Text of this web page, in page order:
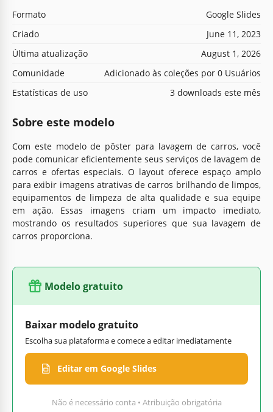
Formato
Google Slides
Criado
June 11, 2023
Última atualização
August 1, 2026
Comunidade
Adicionado às coleções por 0 Usuários
Estatísticas de uso
3 downloads este mês
Sobre este modelo
Com este modelo de pôster para lavagem de carros, você
pode comunicar eficientemente seus serviços de lavagem de
carros e ofertas especiais. O layout oferece espaço amplo
para exibir imagens atrativas de carros brilhando de limpos,
equipamentos de limpeza de alta qualidade e sua equipe
em ação. Essas imagens criam um impacto imediato,
mostrando os resultados superiores que sua lavagem de
carros proporciona.
Modelo gratuito
Baixar modelo gratuito
Escolha sua plataforma e comece a editar imediatamente
Editar em Google Slides
Não é necessário conta • Atribuição obrigatória